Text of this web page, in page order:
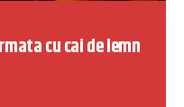
cu cai de lemn